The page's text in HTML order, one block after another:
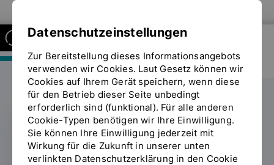
FAKULTÄT MASCHINENBAU
TREFFPUNKT HOCHSCHULE
2025
Datenschutzeinstellungen
Zur Bereitstellung dieses Informationsangebots
verwenden wir Cookies. Laut Gesetz können wir
Cookies auf Ihrem Gerät speichern, wenn diese
für den Betrieb dieser Seite unbedingt
erforderlich sind (funktional). Für alle anderen
Cookie-Typen benötigen wir Ihre Einwilligung.
Sie können Ihre Einwilligung jederzeit mit
Wirkung für die Zukunft in unserer unten
verlinkten Datenschutzerklärung in den Cookie